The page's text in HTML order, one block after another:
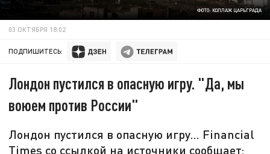
ФОТО: КОЛЛАЖ ЦАРЬГРАДА
03 ОКТЯБРЯ 18:02
ПОДПИШИТЕСЬ:
Лондон пустился в опасную игру. "Да, мы
воюем против России"
Лондон пустился в опасную игру… Financial
Times со ссылкой на источники сообщает: